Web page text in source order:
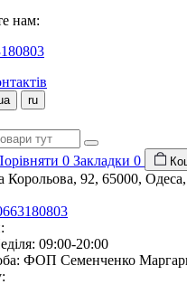
нам:
ru
0 Закладки 0
Корольова, 92, 65000, Одеса,
09:00-20:00
ФОП Семенченко